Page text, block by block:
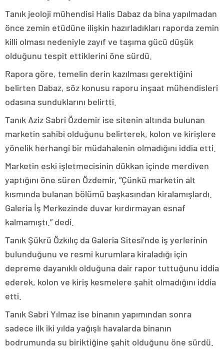
Tanık jeoloji mühendisi Halis Dabaz da bina yapılmadan
önce zemin etüdüne ilişkin hazırladıkları raporda zemin
killi olması nedeniyle zayıf ve taşıma gücü düşük
olduğunu tespit ettiklerini öne sürdü.
Rapora göre, temelin derin kazılması gerektiğini
belirten Dabaz, söz konusu raporu inşaat mühendisleri
odasına sunduklarını belirtti.
Tanık Aziz Sabri Özdemir ise sitenin altında bulunan
marketin sahibi olduğunu belirterek, kolon ve kirişlere
yönelik herhangi bir müdahalenin olmadığını iddia etti.
Marketin eski işletmecisinin dükkan içinde merdiven
yaptığını öne süren Özdemir, “Çünkü marketin alt
kısmında bulanan bölümü başkasından kiralamışlardı.
Galeria İş Merkezinde duvar kırdırmayan esnaf
kalmamıştı.” dedi.
Tanık Şükrü Özkılıç da Galeria Sitesi’nde iş yerlerinin
bulunduğunu ve resmi kurumlara kiraladığı için
depreme dayanıklı olduğuna dair rapor tuttuğunu iddia
ederek, kolon ve kiriş kesmelere şahit olmadığını iddia
etti.
Tanık Sabri Yılmaz ise binanın yapımından sonra
sadece ilk iki yılda yağışlı havalarda binanın
bodrumunda su biriktiğine şahit olduğunu öne sürdü.